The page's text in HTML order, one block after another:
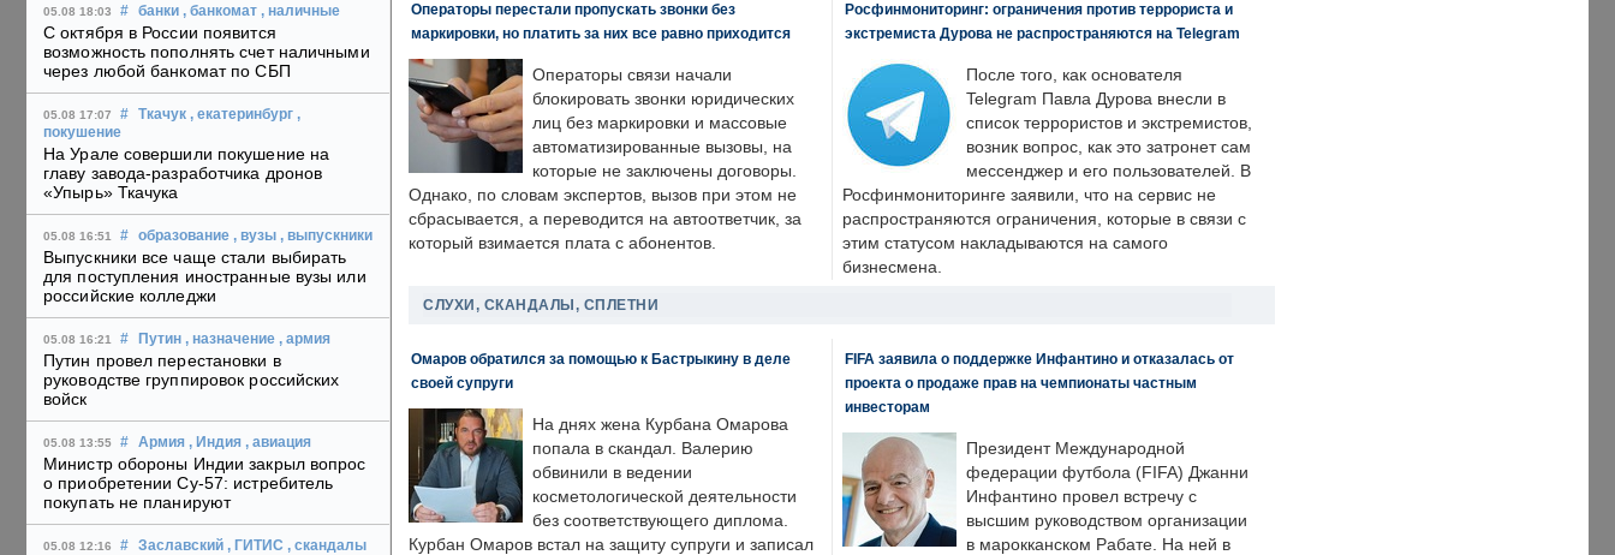
05.08 18:03 # банки , банкомат , наличные
С октября в России появится
возможность пополнять счет наличными
через любой банкомат по СБП
05.08 17:07 # Ткачук , екатеринбург ,
покушение
На Урале совершили покушение на
главу завода-разработчика дронов
«Упырь» Ткачука
05.08 16:51 # образование , вузы , выпускники
Выпускники все чаще стали выбирать
для поступления иностранные вузы или
российские колледжи
05.08 16:21 # Путин , назначение , армия
Путин провел перестановки в
руководстве группировок российских
войск
05.08 13:55 # Армия , Индия , авиация
Министр обороны Индии закрыл вопрос
о приобретении Су-57: истребитель
покупать не планируют
05.08 12:16 # Заславский , ГИТИС , скандалы
Операторы перестали пропускать звонки без
маркировки, но платить за них все равно приходится
Операторы связи начали
блокировать звонки юридических
лиц без маркировки и массовые
автоматизированные вызовы, на
которые не заключены договоры.
Однако, по словам экспертов, вызов при этом не
сбрасывается, а переводится на автоответчик, за
который взимается плата с абонентов.
Росфинмониторинг: ограничения против террориста и
экстремиста Дурова не распространяются на Telegram
После того, как основателя
Telegram Павла Дурова внесли в
список террористов и экстремистов,
возник вопрос, как это затронет сам
мессенджер и его пользователей. В
Росфинмониторинге заявили, что на сервис не
распространяются ограничения, которые в связи с
этим статусом накладываются на самого
бизнесмена.
СЛУХИ, СКАНДАЛЫ, СПЛЕТНИ
Омаров обратился за помощью к Бастрыкину в деле
своей супруги
На днях жена Курбана Омарова
попала в скандал. Валерию
обвинили в ведении
косметологической деятельности
без соответствующего диплома.
Курбан Омаров встал на защиту супруги и записал
FIFA заявила о поддержке Инфантино и отказалась от
проекта о продаже прав на чемпионаты частным
инвесторам
Президент Международной
федерации футбола (FIFA) Джанни
Инфантино провел встречу с
высшим руководством организации
в марокканском Рабате. На ней в